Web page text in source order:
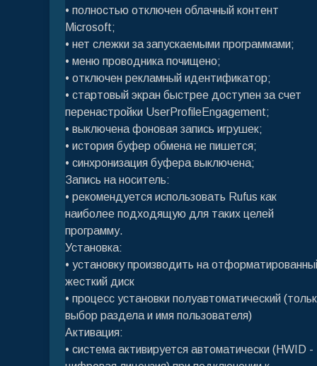
• полностью отключен облачный контент
Microsoft;
• нет слежки за запускаемыми программами;
• меню проводника почищено;
• отключен рекламный идентификатор;
• стартовый экран быстрее доступен за счет
перенастройки UserProfileEngagement;
• выключена фоновая запись игрушек;
• история буфер обмена не пишется;
• синхронизация буфера выключена;
Запись на носитель:
• рекомендуется использовать Rufus как
наиболее подходящую для таких целей
программу.
Установка:
• установку производить на
жесткий диск
• процесс установки полуавтоматический
выбор раздела и имя пользователя)
Активация:
• система активируется автоматически (HWID -